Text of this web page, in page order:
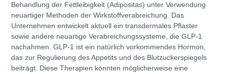
Behandlung der Fettleibigkeit (Adipositas) unter Verwendung
neuartiger Methoden der Wirkstoffverabreichung. Das
Unternehmen entwickelt aktuell ein transdermales Pflaster
sowie andere neuartige Verabreichungssysteme, die GLP-1
nachahmen. GLP-1 ist ein natürlich vorkommendes Hormon,
das zur Regulierung des Appetits und des Blutzuckerspiegels
beiträgt. Diese Therapien könnten möglicherweise eine